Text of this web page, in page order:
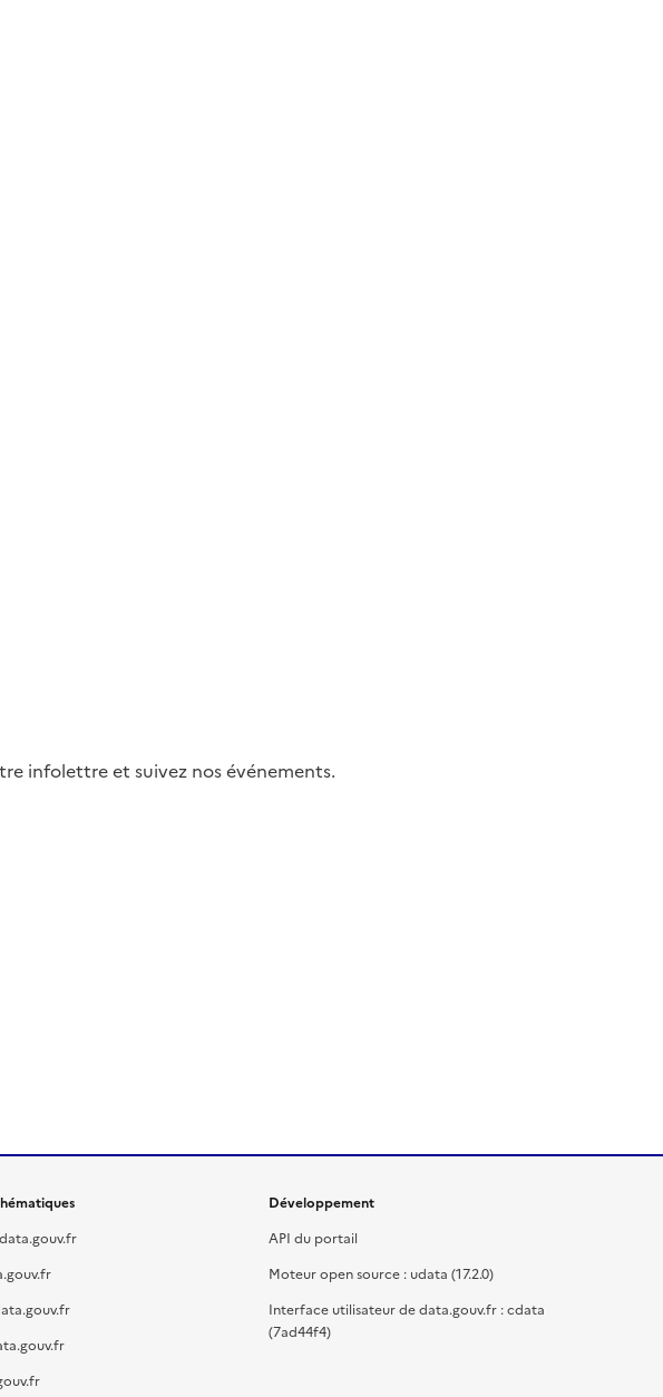
infolettre et suivez nos événements.
Développement
API du portail
Moteur open source : udata (17.2.0)
Interface utilisateur de data.gouv.fr : cdata
(7ad44f4)